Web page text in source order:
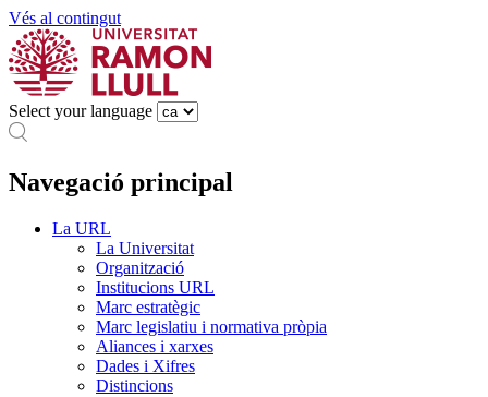
Vés al contingut
Select your language
Navegació principal
La URL
La Universitat
Organització
Institucions URL
Marc estratègic
Marc legislatiu i normativa pròpia
Aliances i xarxes
Dades i Xifres
Distincions